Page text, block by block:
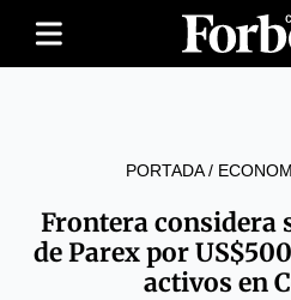
PORTADA/
Frontera considera
de Parex por
activos en